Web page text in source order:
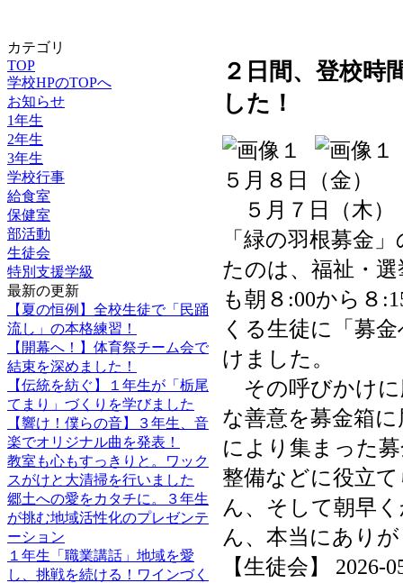
カテゴリ
TOP
学校HPのTOPへ
お知らせ
1年生
2年生
3年生
学校行事
給食室
保健室
部活動
生徒会
特別支援学級
最新の更新
【夏の恒例】全校生徒で「民踊
流し」の本格練習！
【開幕へ！】体育祭チーム会で
結束を深めました！
【伝統を紡ぐ】１年生が「栃尾
てまり」づくりを学びました
【響け！僕らの音】３年生、音
楽でオリジナル曲を発表！
教室も心もすっきりと。ワック
スがけと大清掃を行いました
郷土への愛をカタチに。３年生
が挑む地域活性化のプレゼンテ
ーション
１年生「職業講話」地域を愛
し、挑戦を続ける！ワインづく
２日間、登校時
した！
５月８日（金）
５月７日（木）
「緑の羽根募金
たのは、福祉・
も朝８:00から８
くる生徒に「募
けました。
その呼びかけに
な善意を募金箱
により集まった
整備などに役立
ん、そして朝早
ん、本当にあり
【生徒会】 2026-